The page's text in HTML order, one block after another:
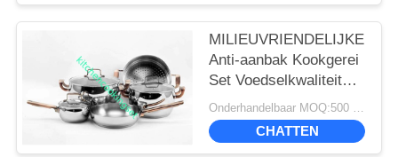
MILIEUVRIENDELIJKE
Anti-aanbak Kookgerei
Set Voedselkwaliteit
Ss410 Professionele
Prestaties
Onderhandelbaar MOQ:500 sets
CHATTEN